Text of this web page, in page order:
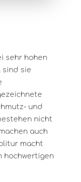
sehr hohen
sind sie
und
nicht
auch
macht
hochwertigen